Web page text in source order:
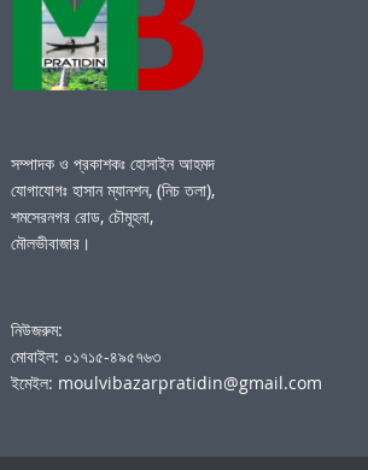
সম্পাদক ও প্রকাশকঃ হোসাইন আহমদ
যোগাযোগঃ হাসান ম্যানশন, (নিচ তলা),
শমসেরনগর রোড, চৌমূহনা,
মৌলভীবাজার।
নিউজরুম:
মোবাইল: ০১৭১৫-৪৯৫৭৬৩
ইমেইল: moulvibazarpratidin@gmail.com